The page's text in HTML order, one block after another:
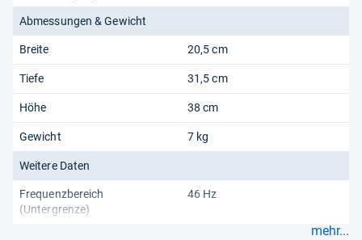
Abmessungen & Gewicht
Breite 20,5 cm
Tiefe 31,5 cm
Höhe 38 cm
Gewicht 7 kg
Weitere Daten
Frequenzbereich
(Untergrenze)
46 Hz
mehr...